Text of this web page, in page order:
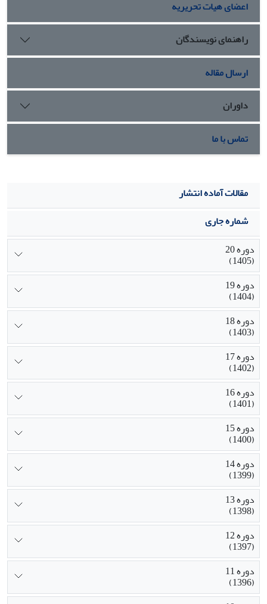
کارکنان، اثربخشی عملکرد، اثربخشی ذی‏نفعان و ارزش‌آفرینی برای
جامعه و در بعد توانمندسازی شامل راهبردهای آموزشی و
یادگیری، رهبری و مدیریت، شایستگی کارکنان، فرایندها و
مدیریت اثربخش بود. همچنین یافته‏ها نشان داد وضعیت
آموزش‏های فنی‏و‏حرفه‏ای مناسب است اما تا حد مطلوب فاصله زیادی
وجود دارد.
اعضای هیات تحریریه
راهنمای نویسندگان
ارسال مقاله
داوران
تماس با ما
مقالات آماده انتشار
شماره جاری
دوره 20
(1405)
دوره 19
(1404)
دوره 18
(1403)
دوره 17
(1402)
دوره 16
(1401)
دوره 15
(1400)
دوره 14
(1399)
دوره 13
(1398)
دوره 12
(1397)
دوره 11
(1396)